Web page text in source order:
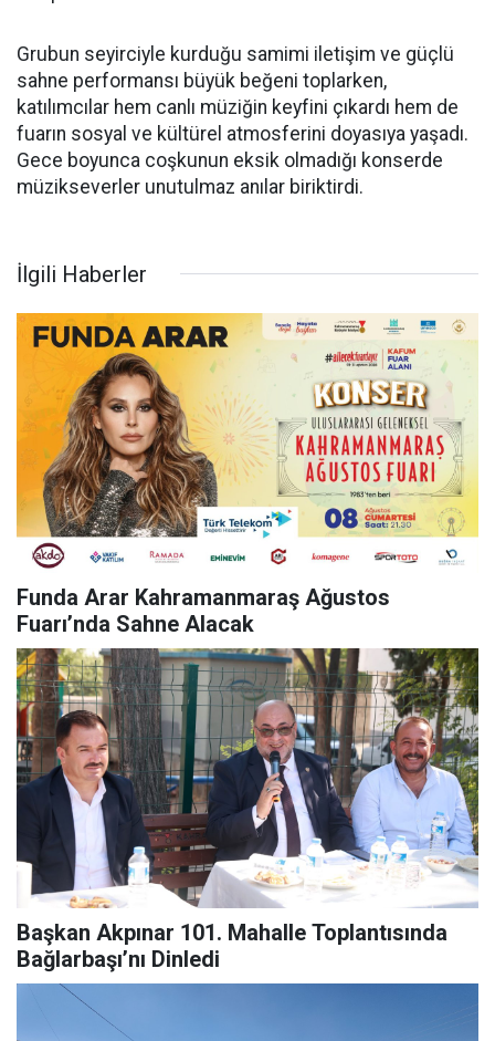
Grubun seyirciyle kurduğu samimi iletişim ve güçlü
sahne performansı büyük beğeni toplarken,
katılımcılar hem canlı müziğin keyfini çıkardı hem de
fuarın sosyal ve kültürel atmosferini doyasıya yaşadı.
Gece boyunca coşkunun eksik olmadığı konserde
müzikseverler unutulmaz anılar biriktirdi.
İlgili Haberler
Funda Arar Kahramanmaraş Ağustos
Fuarı’nda Sahne Alacak
Başkan Akpınar 101. Mahalle Toplantısında
Bağlarbaşı’nı Dinledi